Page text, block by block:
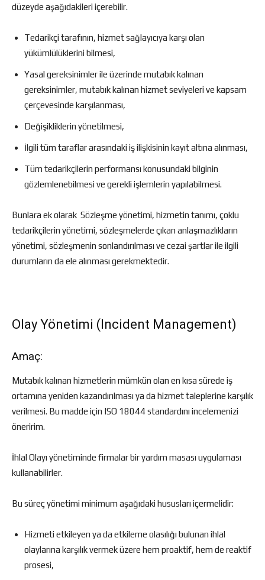
düzeyde aşağıdakileri içerebilir.
Tedarikçi tarafının, hizmet sağlayıcıya karşı olan
yükümlülüklerini bilmesi,
Yasal gereksinimler ile üzerinde mutabık kalınan
gereksinimler, mutabık kalınan hizmet seviyeleri ve kapsam
çerçevesinde karşılanması,
Değişikliklerin yönetilmesi,
İlgili tüm taraflar arasındaki iş ilişkisinin kayıt altına alınması,
Tüm tedarikçilerin performansı konusundaki bilginin
gözlemlenebilmesi ve gerekli işlemlerin yapılabilmesi.
Bunlara ek olarak Sözleşme yönetimi, hizmetin tanımı, çoklu
tedarikçilerin yönetimi, sözleşmelerde çıkan anlaşmazlıkların
yönetimi, sözleşmenin sonlandırılması ve cezai şartlar ile ilgili
durumların da ele alınması gerekmektedir.
Olay Yönetimi (Incident Management)
Amaç:
Mutabık kalınan hizmetlerin mümkün olan en kısa sürede iş
ortamına yeniden kazandırılması ya da hizmet taleplerine karşılık
verilmesi. Bu madde için ISO 18044 standardını incelemenizi
öneririm.
İhlal Olayı yönetiminde firmalar bir yardım masası uygulaması
kullanabilirler.
Bu süreç yönetimi minimum aşağıdaki hususları içermelidir:
Hizmeti etkileyen ya da etkileme olasılığı bulunan ihlal
olaylarına karşılık vermek üzere hem proaktif, hem de reaktif
prosesi,